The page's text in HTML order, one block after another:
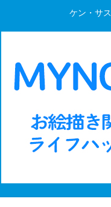
ケン・サ